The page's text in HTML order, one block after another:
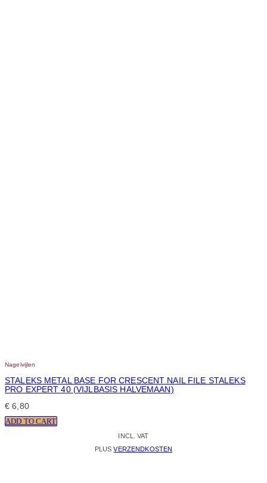
Nagelvijlen
STALEKS METAL BASE FOR CRESCENT NAIL FILE STALEKS
PRO EXPERT 40 (VIJLBASIS HALVEMAAN)
€ 6,80
ADD TO CART
INCL. VAT
PLUSVERZENDKOSTEN